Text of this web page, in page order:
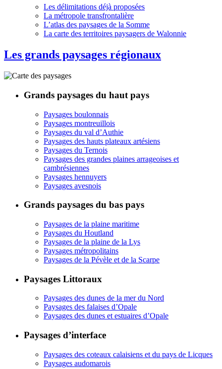
Les délimitations déjà proposées
La métropole transfrontalière
L’atlas des paysages de la Somme
La carte des territoires paysagers de Walonnie
Les grands paysages régionaux
Grands paysages du haut pays
Paysages boulonnais
Paysages montreuillois
Paysages du val d’Authie
Paysages des hauts plateaux artésiens
Paysages du Ternois
Paysages des grandes plaines arrageoises et
cambrésiennes
Paysages hennuyers
Paysages avesnois
Grands paysages du bas pays
Paysages de la plaine maritime
Paysages du Houtland
Paysages de la plaine de la Lys
Paysages métropolitains
Paysages de la Pévèle et de la Scarpe
Paysages Littoraux
Paysages des dunes de la mer du Nord
Paysages des falaises d’Opale
Paysages des dunes et estuaires d’Opale
Paysages d’interface
Paysages des coteaux calaisiens et du pays de Licques
Paysages audomarois